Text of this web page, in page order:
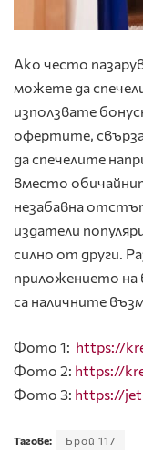
Ако често
можете да
използвате
офертите,
да спечелите
вместо
незабавна
издатели
силно от други.
приложението на
са наличните
Фото 1: https://
Фото 2: https://
Фото 3: https://
Тагове: Брой 117